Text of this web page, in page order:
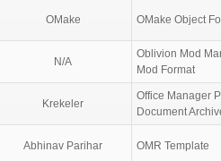
OMake OMake Object
N/A
Oblivion Mod
Mod Format
Krekeler
Office Manager
Document
Abhinav Parihar OMR Template